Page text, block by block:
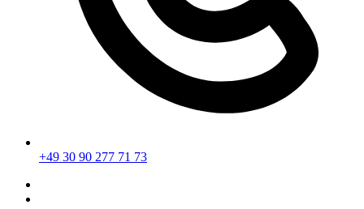
+49 30 90 277 71 73